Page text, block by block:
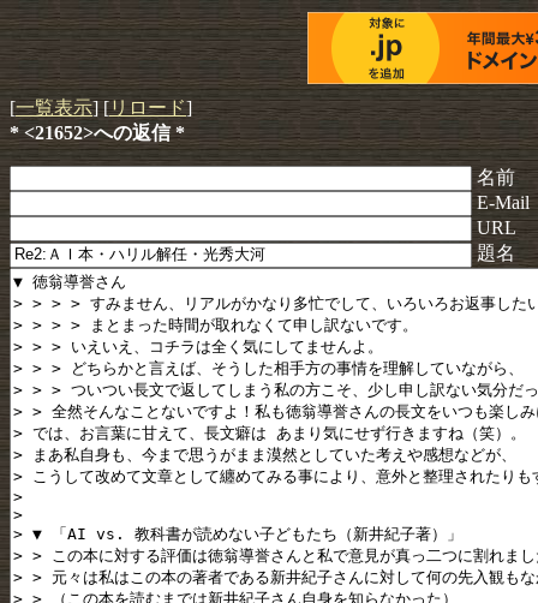
[一覧表示] [リロード]
* <21652>への返信 *
名前
E-Mail
URL
題名